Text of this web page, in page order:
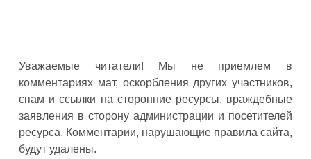
Уважаемые читатели! Мы не приемлем в
комментариях мат, оскорбления других участников,
спам и ссылки на сторонние ресурсы, враждебные
заявления в сторону администрации и посетителей
ресурса. Комментарии, нарушающие правила сайта,
будут удалены.